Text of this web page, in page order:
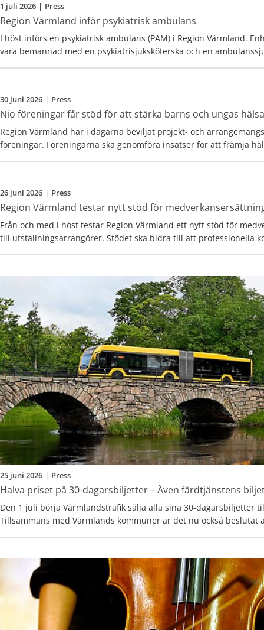
1 juli 2026 | Press
Region Värmland inför psykiatrisk ambulans
I höst införs en psykiatrisk ambulans (PAM) i Region Värmland.
vara bemannad med en psykiatrisjuksköterska och en
30 juni 2026 | Press
Nio föreningar får stöd för att stärka barns och ungas
Region Värmland har i dagarna beviljat projekt- och
föreningar. Föreningarna ska genomföra insatser för att främja
26 juni 2026 | Press
Region Värmland testar nytt stöd för
Från och med i höst testar Region Värmland ett nytt stöd för
till utställningsarrangörer. Stödet ska bidra till att professionella
med samtidskonst i hela länet.
25 juni 2026 | Press
Halva priset på 30-dagarsbiljetter – Även färdtjänstens
Den 1 juli börja Värmlandstrafik sälja alla sina 30-dagarsbiljetter
Tillsammans med Värmlands kommuner är det nu också beslutat